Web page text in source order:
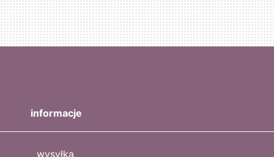
informacje
wysyłka